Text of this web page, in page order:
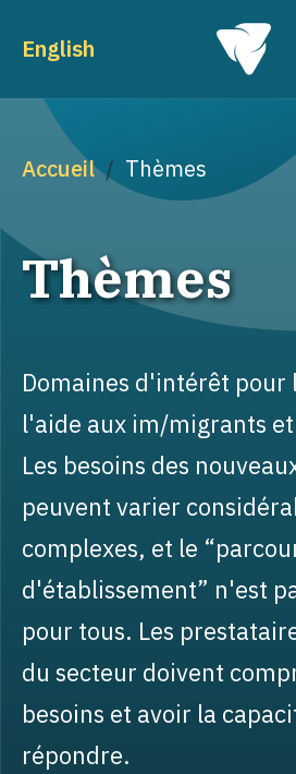
English
Fil d'Ariane
Accueil Thèmes
Thèmes
Domaines d'intérêt pour
l'aide aux im/migrants
Les besoins des
peuvent varier
complexes, et le
d'établissement” n'est
pour tous. Les
du secteur doivent
besoins et avoir la
répondre.